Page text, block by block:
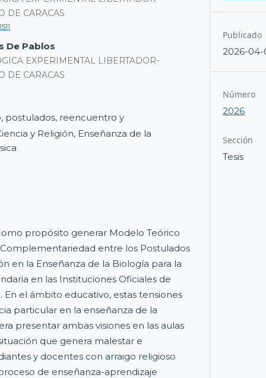
DE CARACAS
De Pablos
EXPERIMENTAL LIBERTADOR-
DE CARACAS
postulados, reencuentro y
y Religión, Enseñanza de la
propósito generar Modelo Teórico
entre los Postulados
en la Enseñanza de la Biología para la
en las Instituciones Oficiales de
En el ámbito educativo, estas tensiones
particular en la enseñanza de la
presentar ambas visiones en las aulas
que genera malestar e
y docentes con arraigo religioso
de enseñanza-aprendizaje
Publicado
2026-04-
Número
2026
Sección
Tesis